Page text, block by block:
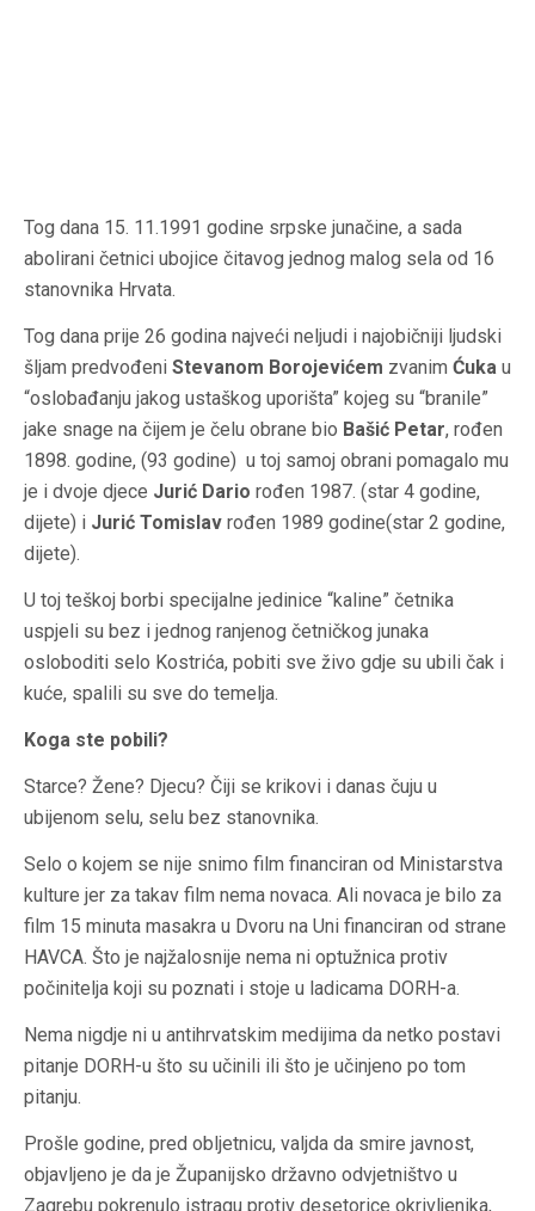
Tog dana 15. 11.1991 godine srpske junačine, a sada
abolirani četnici ubojice čitavog jednog malog sela od 16
stanovnika Hrvata.
Tog dana prije 26 godina najveći neljudi i najobičniji ljudski
šljam predvođeni Stevanom Borojevićem zvanim Ćuka u
“oslobađanju jakog ustaškog uporišta” kojeg su “branile”
jake snage na čijem je čelu obrane bio Bašić Petar, rođen
1898. godine, (93 godine) u toj samoj obrani pomagalo mu
je i dvoje djece Jurić Dario rođen 1987. (star 4 godine,
dijete) i Jurić Tomislav rođen 1989 godine(star 2 godine,
dijete).
U toj teškoj borbi specijalne jedinice “kaline” četnika
uspjeli su bez i jednog ranjenog četničkog junaka
osloboditi selo Kostrića, pobiti sve živo gdje su ubili čak i
kuće, spalili su sve do temelja.
Koga ste pobili?
Starce? Žene? Djecu? Čiji se krikovi i danas čuju u
ubijenom selu, selu bez stanovnika.
Selo o kojem se nije snimo film financiran od Ministarstva
kulture jer za takav film nema novaca. Ali novaca je bilo za
film 15 minuta masakra u Dvoru na Uni financiran od strane
HAVCA. Što je najžalosnije nema ni optužnica protiv
počinitelja koji su poznati i stoje u ladicama DORH-a.
Nema nigdje ni u antihrvatskim medijima da netko postavi
pitanje DORH-u što su učinili ili što je učinjeno po tom
pitanju.
Prošle godine, pred obljetnicu, valjda da smire javnost,
objavljeno je da je Županijsko državno odvjetništvo u
Zagrebu pokrenulo istragu protiv desetorice okrivljenika,